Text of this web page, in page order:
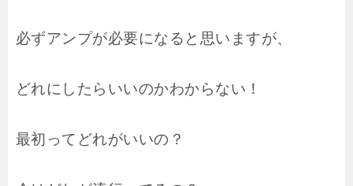
必ずアンプが必要になると思いますが、
どれにしたらいいのかわからない！
最初ってどれがいいの？